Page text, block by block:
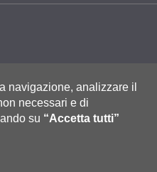
navigazione, analizzare il
necessari e di
su “Accetta tutti”